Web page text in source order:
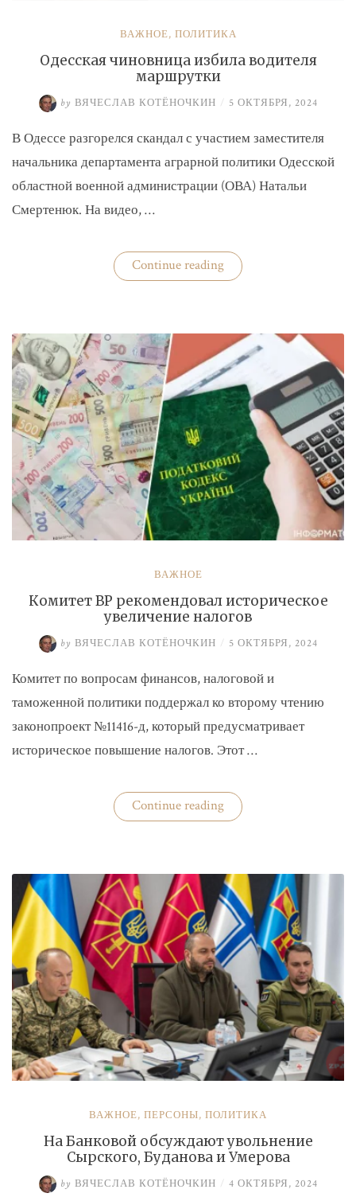
ВАЖНОЕ, ПОЛИТИКА
Одесская чиновница избила водителя
маршрутки
by ВЯЧЕСЛАВ КОТЁНОЧКИН / 5 ОКТЯБРЯ, 2024
В Одессе разгорелся скандал с участием заместителя
начальника департамента аграрной политики Одесской
областной военной администрации (ОВА) Натальи
Смертенюк. На видео, …
Continue reading«Одесская
чиновница
ВАЖНОЕ
Комитет ВР рекомендовал историческое
увеличение налогов
by ВЯЧЕСЛАВ КОТЁНОЧКИН / 5 ОКТЯБРЯ, 2024
Комитет по вопросам финансов, налоговой и
таможенной политики поддержал ко второму чтению
законопроект №11416-д, который предусматривает
историческое повышение налогов. Этот …
Continue reading«Комитет
ВР
налогов»
ВАЖНОЕ, ПЕРСОНЫ, ПОЛИТИКА
На Банковой обсуждают увольнение
Сырского, Буданова и Умерова
by ВЯЧЕСЛАВ КОТЁНОЧКИН / 4 ОКТЯБРЯ, 2024